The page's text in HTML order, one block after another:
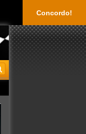
Concordo!